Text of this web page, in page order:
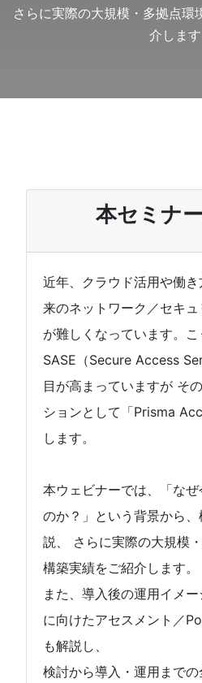
さらに実際の大規模・多拠点環
介します
本セミナ
近年、クラウド活用や働
来のネットワーク／セキ
が難しくなっています。こ
SASE（Secure Access
目が高まっていますが そ
ションとして「Prisma
します。
本ウェビナーでは、「な
のか？」という背景から
説、 さらに実際の大規模
構築実績をご紹介します。
また、導入後の運用イメ
に向けたアセスメント／
も解説し、
検討から導入・運用まで